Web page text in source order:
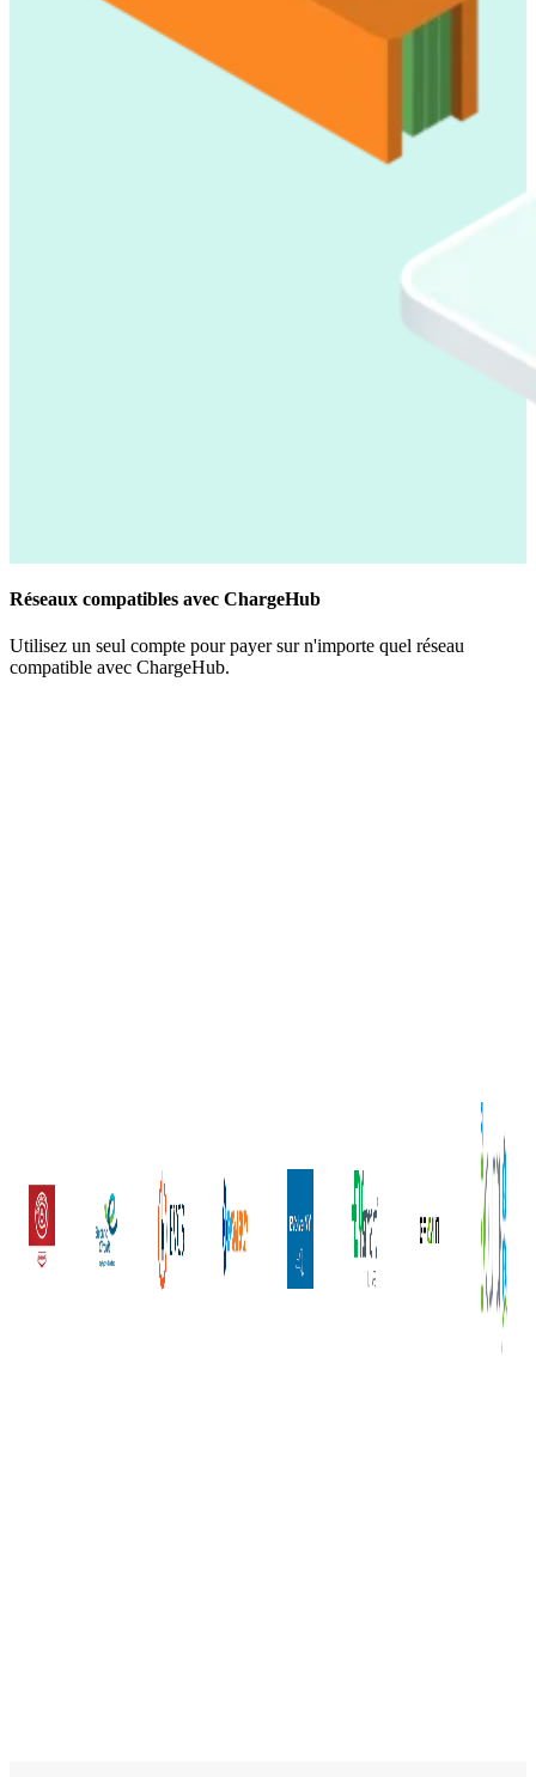
Réseaux compatibles avec ChargeHub
Utilisez un seul compte pour payer sur n'importe quel réseau
compatible avec ChargeHub.